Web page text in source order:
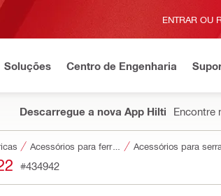
ENTRAR OU
Soluções Centro de Engenharia
Descarregue a nova App Hilti Encontre
Acessórios para ferramentas Acessórios para
#434942